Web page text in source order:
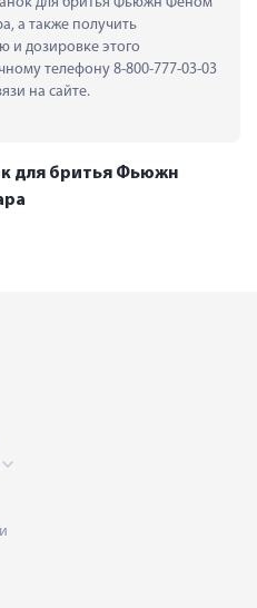
а также получить
и дозировке этого
телефону 8-800-777-03-03
на сайте.
для бритья Фьюжн